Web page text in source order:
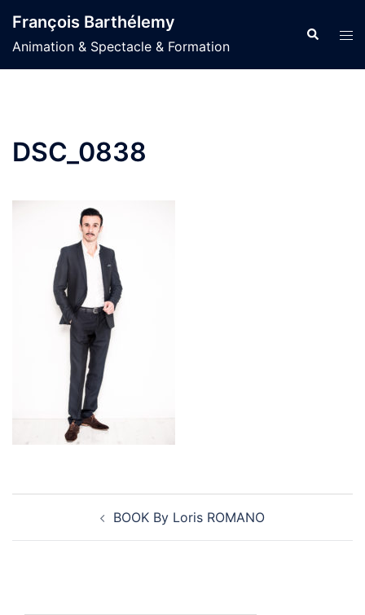
au
contenu
François Barthélemy
Animation & Spectacle & Formation
DSC_0838
BOOK By Loris ROMANO